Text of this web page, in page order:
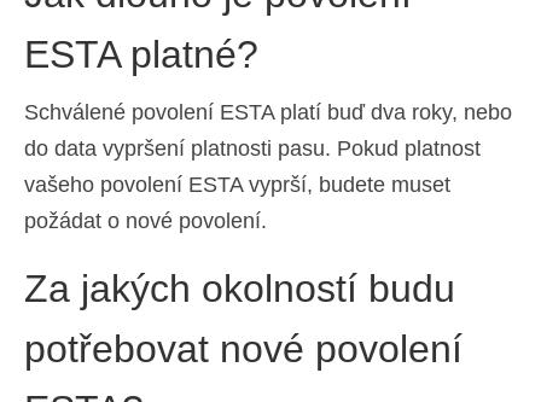
ESTA platné?
Schválené povolení ESTA platí buď dva roky, nebo
do data vypršení platnosti pasu. Pokud platnost
vašeho povolení ESTA vyprší, budete muset
požádat o nové povolení.
Za jakých okolností budu
potřebovat nové povolení